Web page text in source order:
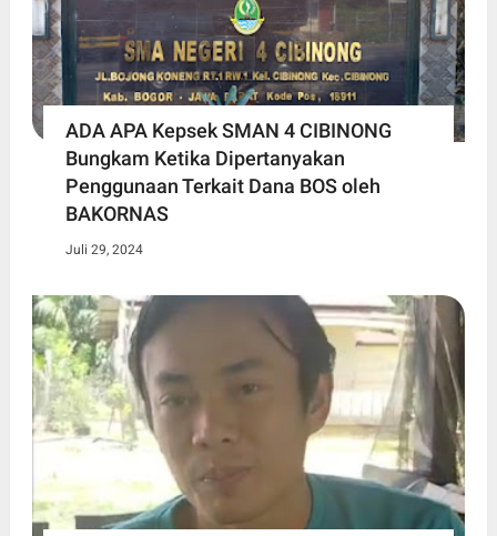
ADA APA Kepsek SMAN 4 CIBINONG
Bungkam Ketika Dipertanyakan
Penggunaan Terkait Dana BOS oleh
BAKORNAS
Juli 29, 2024